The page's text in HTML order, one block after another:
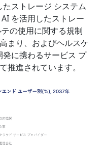
ストレージ システム
を活用したストレー
の使用に関する規制
まり、およびヘルスケ
に携わるサービス プ
推進されています。